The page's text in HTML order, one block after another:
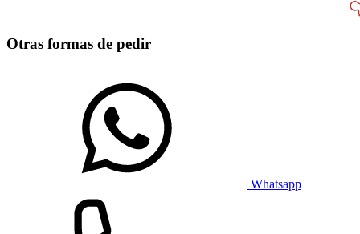
Otras formas de pedir
Whatsapp